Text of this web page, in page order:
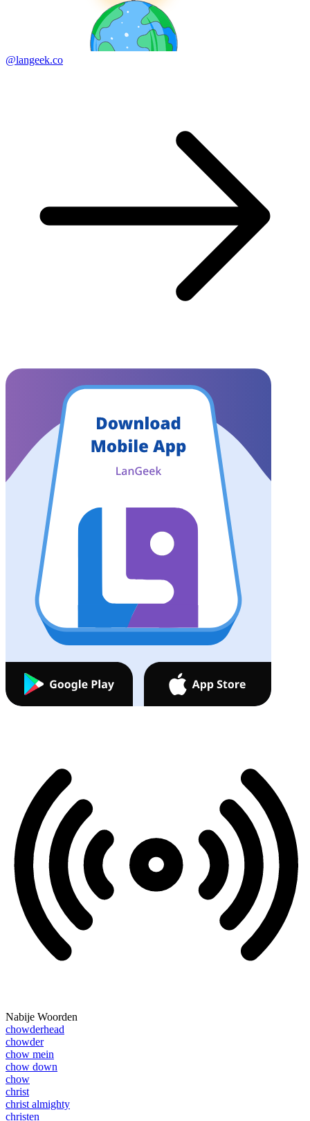
@langeek.co
Nabije Woorden
chowderhead
chowder
chow mein
chow down
chow
christ
christ almighty
christen